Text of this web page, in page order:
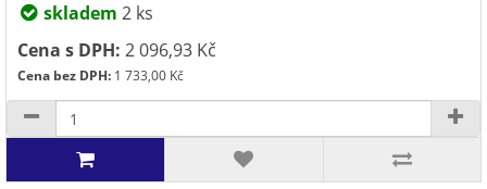
skladem 2 ks
Cena s DPH: 2 096,93 Kč
Cena bez DPH: 1 733,00 Kč